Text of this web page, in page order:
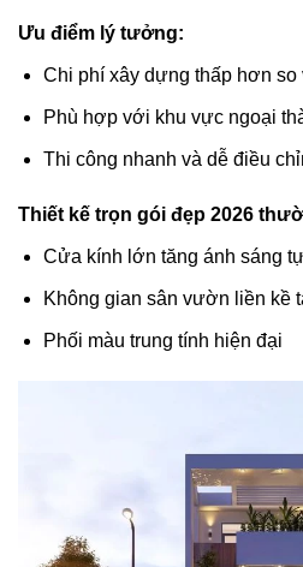
Ưu điểm lý tưởng:
Chi phí xây dựng thấp hơn so
Phù hợp với khu vực ngoại
Thi công nhanh và dễ điều
Thiết kế trọn gói đẹp 2026
Cửa kính lớn tăng ánh sáng
Không gian sân vườn liền kề
Phối màu trung tính hiện đại